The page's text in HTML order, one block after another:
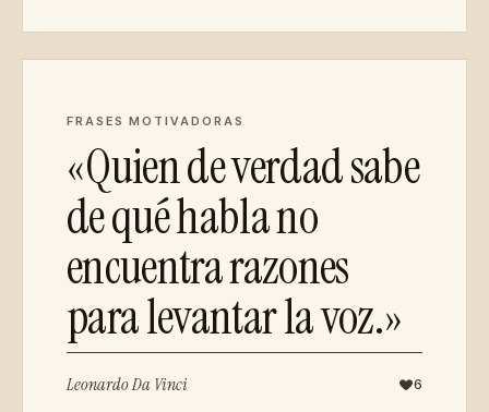
FRASES MOTIVADORAS
«Quien de verdad sabe
de qué habla no
encuentra razones
para levantar la voz.»
Leonardo Da Vinci 6